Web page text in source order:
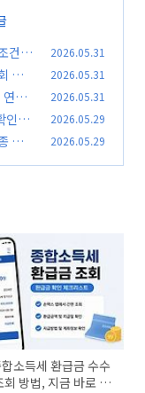
건 정
2026.05.31
방
2026.05.31
장,
2026.05.31
인해
2026.05.29
반드
2026.05.29
소득세 환급금 수수
회 방법, 지금 바로 확